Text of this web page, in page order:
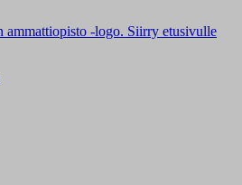
Siirry etusivulle